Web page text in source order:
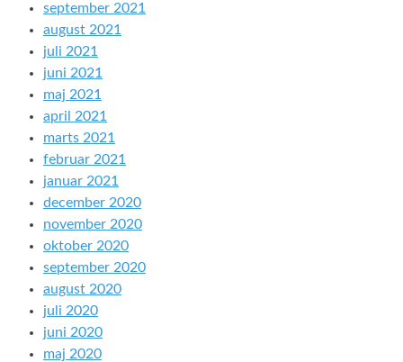
september 2021
august 2021
juli 2021
juni 2021
maj 2021
april 2021
marts 2021
februar 2021
januar 2021
december 2020
november 2020
oktober 2020
september 2020
august 2020
juli 2020
juni 2020
maj 2020